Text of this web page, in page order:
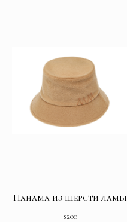
Панама из шерсти ламы
$200